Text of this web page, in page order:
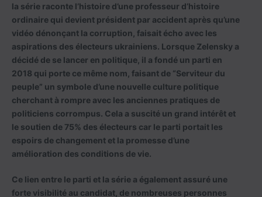
la série raconte l’histoire d’une professeur d’histoire
ordinaire qui devient président par accident après qu’une
vidéo dénonçant la corruption, faisait écho avec les
aspirations des électeurs ukrainiens. Lorsque Zelensky a
décidé de se lancer en politique, il a fondé un parti en
2018 qui porte ce même nom, faisant de “Serviteur du
peuple” un symbole d’une nouvelle culture politique
cherchant à rompre avec les anciennes pratiques de
politiciens corrompus. Cela a suscité un grand intérêt et
le soutien de 75% des électeurs car le parti portait les
espoirs de changement et la promesse d’une
amélioration des conditions de vie.
Ce lien entre le parti et la série a également assuré une
forte visibilité au candidat, de nombreuses personnes